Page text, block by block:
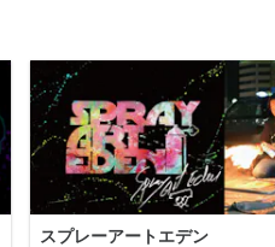
スプレーアートエデン